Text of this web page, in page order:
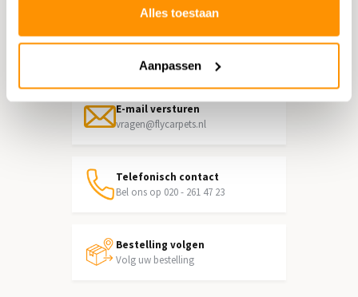
Alles toestaan
Aanpassen
Chat direct
E-mail versturen
vragen@flycarpets.nl
Telefonisch contact
Bel ons op 020 - 261 47 23
Bestelling volgen
Volg uw bestelling